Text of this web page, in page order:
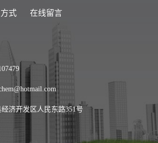
式 在线留言
济开发区人民东路351号